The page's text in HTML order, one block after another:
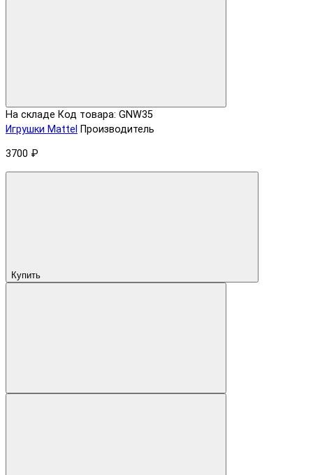
На складе Код товара: GNW35
Игрушки Mattel Производитель
3700 ₽
Купить